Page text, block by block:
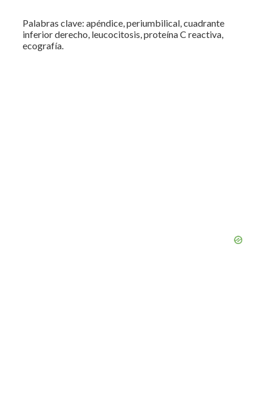
Palabras clave: apéndice, periumbilical, cuadrante
inferior derecho, leucocitosis, proteína C reactiva,
ecografía.